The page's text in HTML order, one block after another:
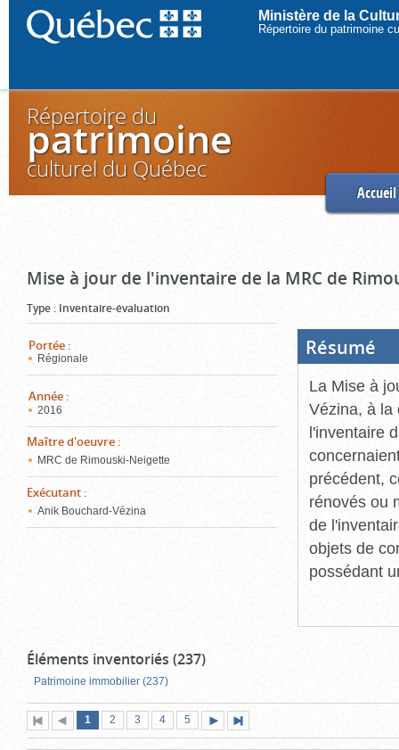
Ministère de la
Répertoire du patrimoine
Répertoire du
patrimoine
culturel du Québec
Accueil
Mise à jour de l'inventaire de la MRC de
Type : Inventaire-évaluation
Portée :
Régionale
Année :
2016
Maître d'oeuvre :
MRC de Rimouski-Neigette
Exécutant :
Anik Bouchard-Vézina
Résumé
La Mise à
Vézina, à la
l'inventaire
précédent,
rénovés ou
de
objets de
possédant
Éléments inventoriés (237)
Patrimoine immobilier (237)
Première
page
Page
précédente
Page
1 (page
actuelle)
Page
2 Page
3 Page
4 Page
5
suivante
page